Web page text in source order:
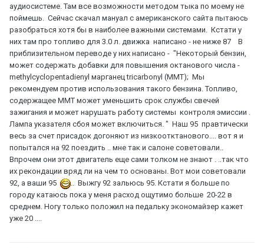
аудиосистеме. Там все возможности методом тыка по моему не
поймешь. Сейчас скачал мануал с американского сайта пытаюсь
разобраться хотя бы в наиболее важными системами. Кстати у
них там про топливо для 3.0 л. движка написано - не ниже 87 В
приблизительном переводе у них написано - "Некоторый бензин,
может содержать добавки для повышения октанового числа -
methylcyclopentadienyl марганец tricarbonyl (MMT); Мы
рекомендуем против использования такого бензина. Топливо,
содержащее MMT может уменьшить срок службы свечей
зажигания и может нарушать работу системы контроля эмиссии .
Лампа указателя сбоя может включиться. " Наш 95 правтически
весь за счет присадок догоняют из низкоотктанового.... вот я и
попытался на 92 поездить .. мне так и салоне советовали..
Впрочем они этот двигатель еще сами толком не знают . ..так что
их рекондации вряд ли на чем то основаны. Вот мои советовали
92, а ваши 95
.. Выжгу 92 зальюсь 95. Кстати я больше по
городу катаюсь пока у меня расход ощутимо больше 20-22 в
среднем. Ногу только положил на педальку экономайзер кажет
уже 20 ....